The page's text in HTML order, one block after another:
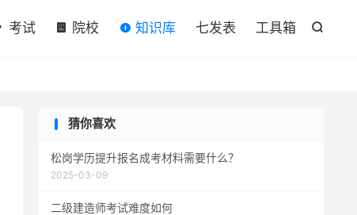

考试 院校 知识库 七发表 工具箱
猜你喜欢
松岗学历提升报名成考材料需要什么？
2025-03-09
二级建造师考试难度如何